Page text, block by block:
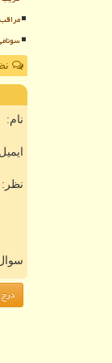
نام:
نظر: